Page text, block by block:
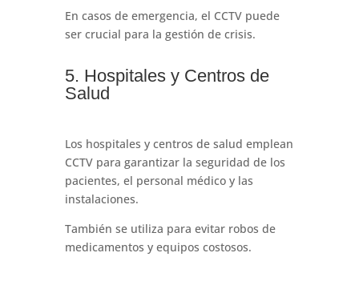
En casos de emergencia, el CCTV puede
ser crucial para la gestión de crisis.
5. Hospitales y Centros de
Salud
Los hospitales y centros de salud emplean
CCTV para garantizar la seguridad de los
pacientes, el personal médico y las
instalaciones.
También se utiliza para evitar robos de
medicamentos y equipos costosos.